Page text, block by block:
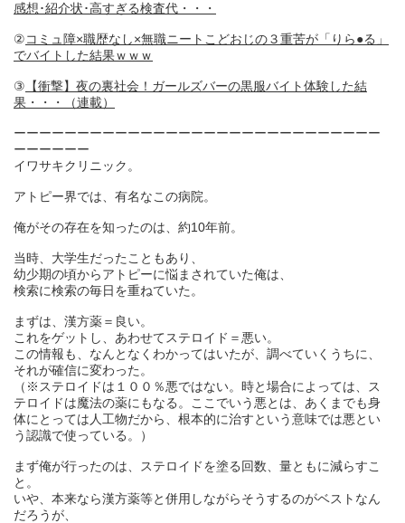
感想･紹介状･高すぎる検査代・・・
②コミュ障×職歴なし×無職ニートこどおじの３重苦が「りら●る」
でバイトした結果ｗｗｗ
③ 【衝撃】夜の裏社会！ガールズバーの黒服バイト体験した結
果・・・（連載）
ーーーーーーーーーーーーーーーーーーーーーーーーーーーーー
ーーーーーー
イワサキクリニック。
アトピー界では、有名なこの病院。
俺がその存在を知ったのは、約10年前。
当時、大学生だったこともあり、
幼少期の頃からアトピーに悩まされていた俺は、
検索に検索の毎日を重ねていた。
まずは、漢方薬＝良い。
これをゲットし、あわせてステロイド＝悪い。
この情報も、なんとなくわかってはいたが、調べていくうちに、
それが確信に変わった。
（※ステロイドは１００％悪ではない。時と場合によっては、ス
テロイドは魔法の薬にもなる。ここでいう悪とは、あくまでも身
体にとっては人工物だから、根本的に治すという意味では悪とい
う認識で使っている。）
まず俺が行ったのは、ステロイドを塗る回数、量ともに減らすこ
と。
いや、本来なら漢方薬等と併用しながらそうするのがベストなん
だろうが、